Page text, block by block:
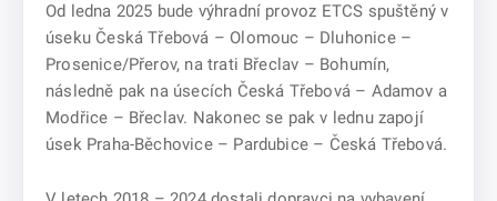
Od ledna 2025 bude výhradní provoz ETCS spuštěný v
úseku Česká Třebová – Olomouc – Dluhonice –
Prosenice/Přerov, na trati Břeclav – Bohumín,
následně pak na úsecích Česká Třebová – Adamov a
Modřice – Břeclav. Nakonec se pak v lednu zapojí
úsek Praha-Běchovice – Pardubice – Česká Třebová.